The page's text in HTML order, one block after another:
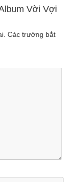
Vời Vợi
Các trường bắt